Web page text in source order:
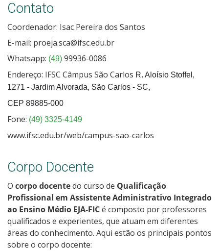
Contato
Coordenador: Isac Pereira dos Santos
E-mail: proeja.sca@ifsc.edu.br
Whatsapp: (49) 99936-0086
Endereço: IFSC Câmpus São Carlos R. Aloísio Stoffel,
1271 - Jardim Alvorada, São Carlos - SC,
CEP 89885-000
Fone: (49) 3325-4149
www.ifsc.edu.br/web/campus-sao-carlos
Corpo Docente
O corpo docentedo curso de Qualificação
Profissional em Assistente Administrativo Integrado
ao Ensino Médio EJA-FICé composto por professores
qualificados e experientes, que atuam em diferentes
áreas do conhecimento. Aqui estão os principais pontos
sobre o corpo docente: